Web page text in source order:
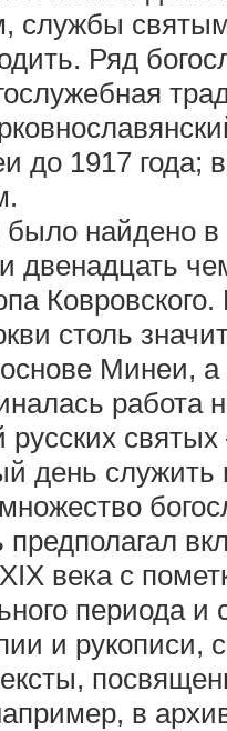
службы
Ряд
до 1917
найдено
двенадцать
столь
основе Минеи,
русских
день
предполагал
века с
периода и
и рукописи,
в